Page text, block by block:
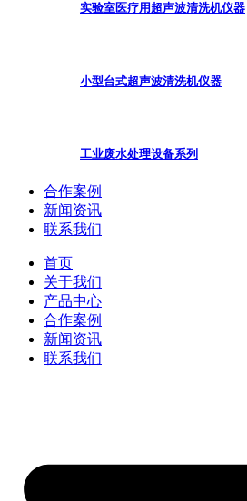
实验室医疗用超声波清洗机仪器
小型台式超声波清洗机仪器
工业废水处理设备系列
合作案例
新闻资讯
联系我们
首页
关于我们
产品中心
合作案例
新闻资讯
联系我们